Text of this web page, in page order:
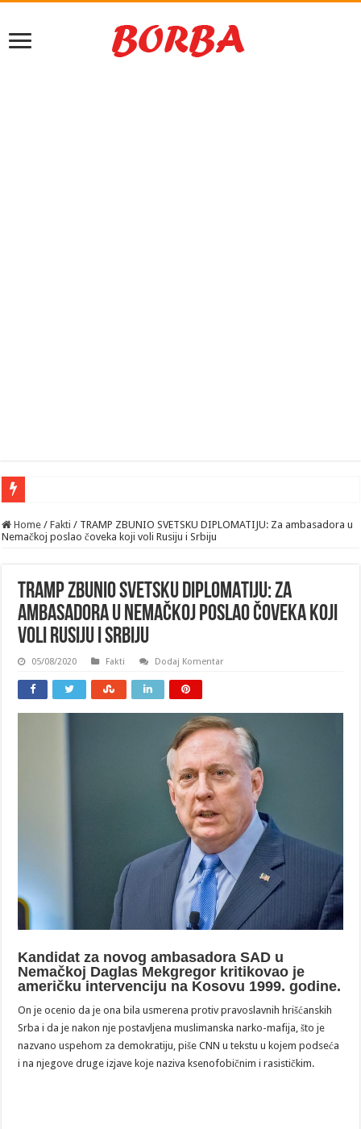
Home / Fakti / TRAMP ZBUNIO SVETSKU DIPLOMATIJU: Za ambasadora u
Nemačkoj poslao čoveka koji voli Rusiju i Srbiju
TRAMP ZBUNIO SVETSKU DIPLOMATIJU: Za
ambasadora u Nemačkoj poslao čoveka koji
voli Rusiju i Srbiju
05/08/2020 Fakti Dodaj Komentar
Kandidat za novog ambasadora SAD u
Nemačkoj Daglas Mekgregor kritikovao je
američku intervenciju na Kosovu 1999. godine.
On je ocenio da je ona bila usmerena protiv pravoslavnih hrišćanskih
Srba i da je nakon nje postavljena muslimanska narko-mafija, što je
nazvano uspehom za demokratiju, piše CNN u tekstu u kojem podseća
i na njegove druge izjave koje naziva ksenofobičnim i rasističkim.